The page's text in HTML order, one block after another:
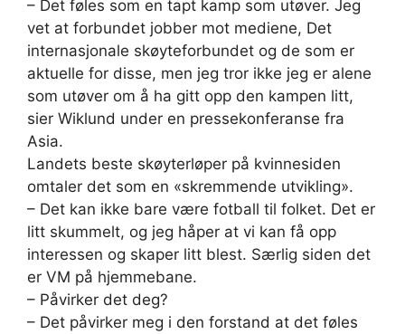
– Det føles som en tapt kamp som utøver. Jeg
vet at forbundet jobber mot mediene, Det
internasjonale skøyteforbundet og de som er
aktuelle for disse, men jeg tror ikke jeg er alene
som utøver om å ha gitt opp den kampen litt,
sier Wiklund under en pressekonferanse fra
Asia.
Landets beste skøyterløper på kvinnesiden
omtaler det som en «skremmende utvikling».
– Det kan ikke bare være fotball til folket. Det er
litt skummelt, og jeg håper at vi kan få opp
interessen og skaper litt blest. Særlig siden det
er VM på hjemmebane.
– Påvirker det deg?
– Det påvirker meg i den forstand at det føles